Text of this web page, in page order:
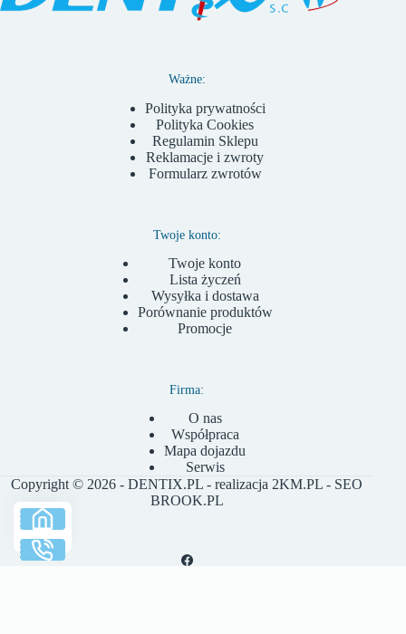
Ważne:
Polityka prywatności
Polityka Cookies
Regulamin Sklepu
Reklamacje i zwroty
Formularz zwrotów
Twoje konto:
Twoje konto
Lista życzeń
Wysyłka i dostawa
Porównanie produktów
Promocje
Firma:
O nas
Współpraca
Mapa dojazdu
Serwis
Copyright © 2026 - DENTIX.PL - realizacja 2KM.PL - SEO
BROOK.PL